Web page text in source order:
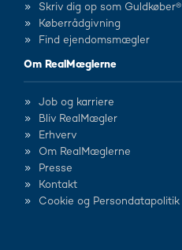
Skriv dig op som Guldkøber®
Køberrådgivning
Find ejendomsmægler
Om RealMæglerne
Job og karriere
Bliv RealMægler
Erhverv
Om RealMæglerne
Presse
Kontakt
Cookie og Persondatapolitik